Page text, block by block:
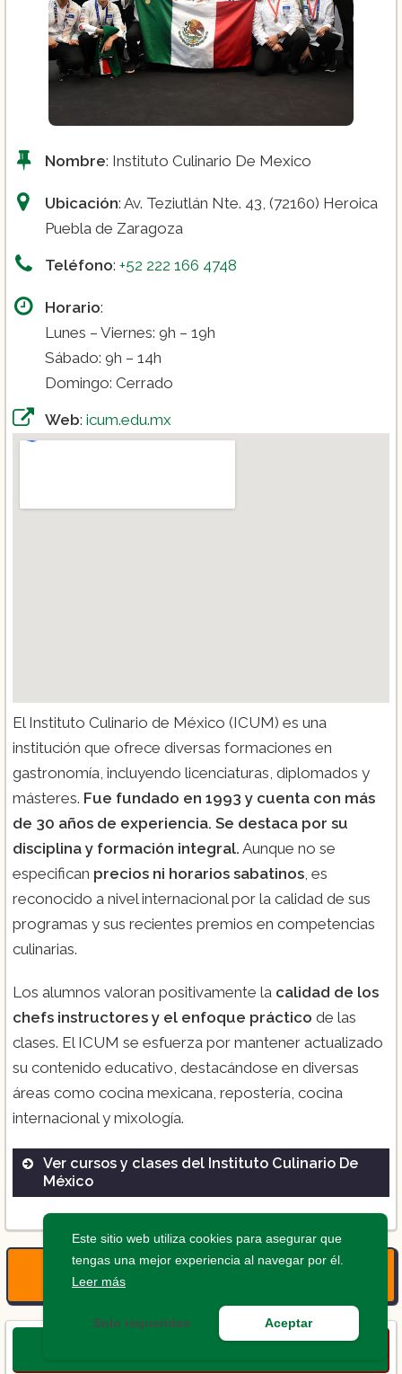
Nombre: Instituto Culinario De Mexico
Ubicación: Av. Teziutlán Nte. 43, (72160) Heroica
Puebla de Zaragoza
Teléfono: +52 222 166 4748
Horario:
Lunes – Viernes: 9h – 19h
Sábado: 9h – 14h
Domingo: Cerrado
Web: icum.edu.mx
El Instituto Culinario de México (ICUM) es una
institución que ofrece diversas formaciones en
gastronomía, incluyendo licenciaturas, diplomados y
másteres. Fue fundado en 1993 y cuenta con más
de 30 años de experiencia. Se destaca por su
disciplina y formación integral. Aunque no se
especifican precios ni horarios sabatinos , es
reconocido a nivel internacional por la calidad de sus
programas y sus recientes premios en competencias
culinarias.
Los alumnos valoran positivamente la calidad de los
chefs instructores y el enfoque práctico de las
clases. El ICUM se esfuerza por mantener actualizado
su contenido educativo, destacándose en diversas
áreas como cocina mexicana, repostería, cocina
internacional y mixología.
Ver cursos y clases del Instituto Culinario De
México
Cocina Mexicana
Repostería
Cocina Internacional
Escultura en Hielo
Este sitio web utiliza cookies para asegurar que
tengas una mejor experiencia al navegar por él.
Leer más
Solo requeridas Aceptar